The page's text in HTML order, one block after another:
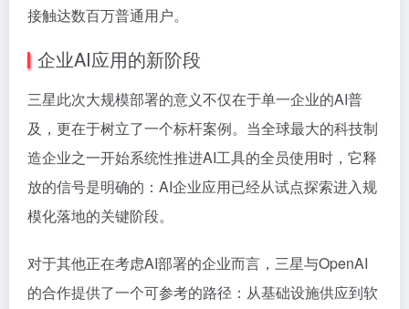
接触达数百万普通用户。
企业AI应用的新阶段
三星此次大规模部署的意义不仅在于单一企业的AI普
及，更在于树立了一个标杆案例。当全球最大的科技制
造企业之一开始系统性推进AI工具的全员使用时，它释
放的信号是明确的：AI企业应用已经从试点探索进入规
模化落地的关键阶段。
对于其他正在考虑AI部署的企业而言，三星与OpenAI
的合作提供了一个可参考的路径：从基础设施供应到软